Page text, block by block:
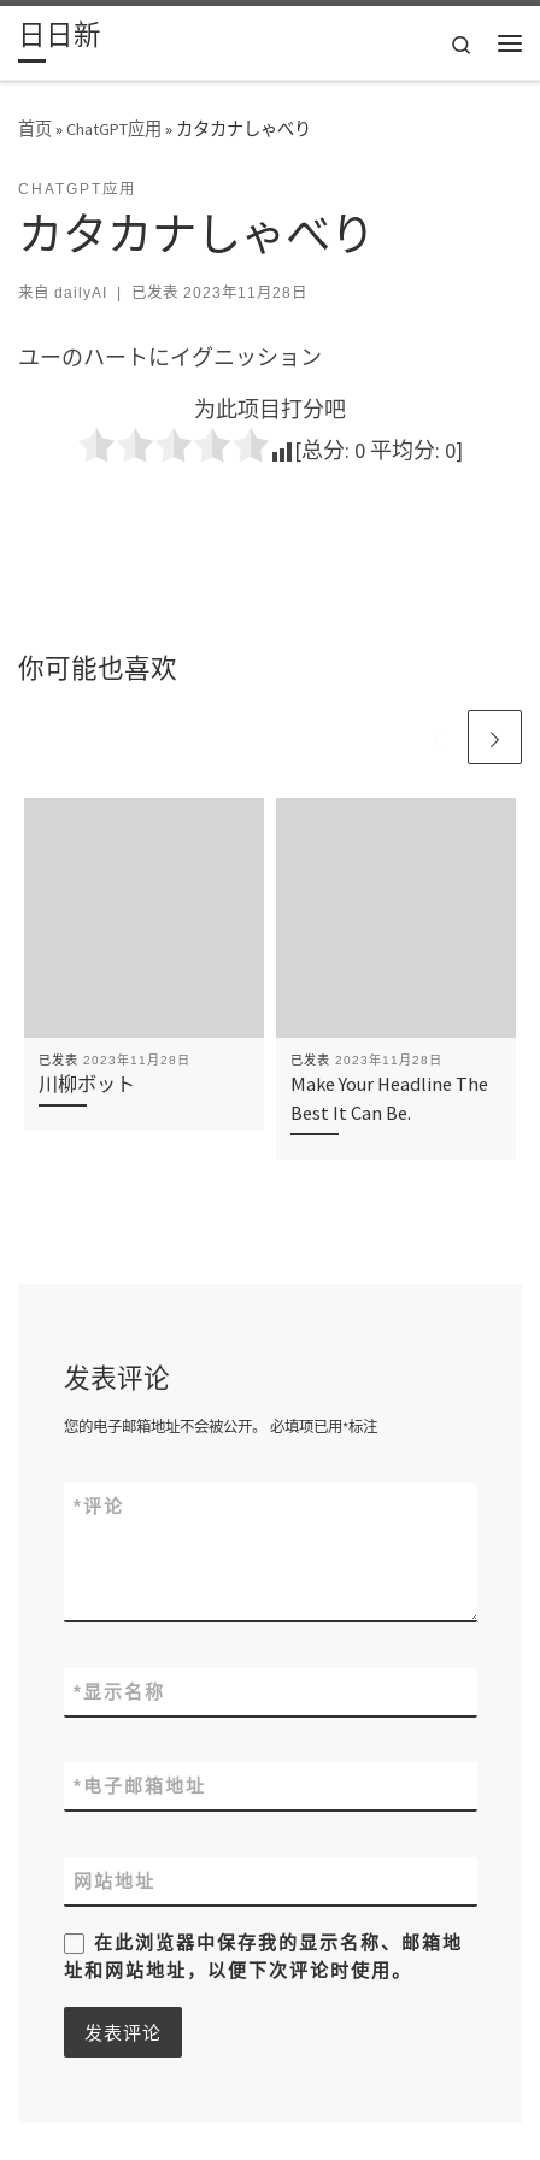
Skip to content
日日新
Search
首页»ChatGPT应用 » カタカナしゃべり
CHATGPT应用
カタカナしゃべり
来自 dailyAI | 已发表 2023年11月28日
ユーのハートにイグニッション
为此项目打分吧
[总分: 0 平均分: 0]
你可能也喜欢
已发表 2023年11月28日
川柳ボット
已发表 2023年11月28日
Make Your Headline The
Best It Can Be.
发表评论
您的电子邮箱地址不会被公开。 必填项已用*标注
评论
*
显示名称
*
电子邮箱地址
*
网站地址
在此浏览器中保存我的显示名称、邮箱地
址和网站地址，以便下次评论时使用。